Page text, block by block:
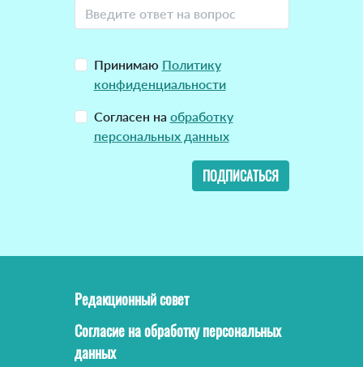
Принимаю Политику
конфиденциальности
Согласен на обработку
персональных данных
ПОДПИСАТЬСЯ
Редакционный совет
Согласие на обработку персональных
данных